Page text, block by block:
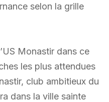
selon la grille
Monastir dans ce
les plus attendues
club ambitieux du
dans la ville sainte